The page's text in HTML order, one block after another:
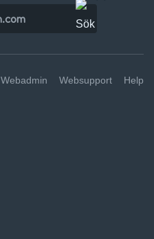
Webadmin Websupport Help